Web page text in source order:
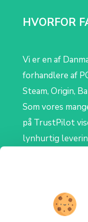
HVORFOR
Vi er en af
forhandlere af
Steam, Origin,
Som vores
på TrustPilot
lynhurtig
så du modtager
Uplay- eller